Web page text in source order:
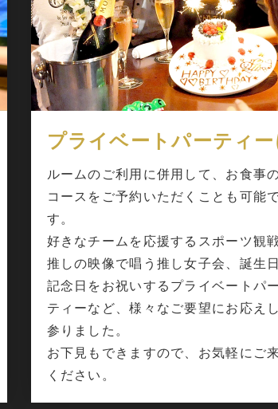
プライベートパーティー
ルームのご利用に併用して、お食事
コースをご予約いただくことも可能
す。
好きなチームを応援するスポーツ観戦
推しの映像で唱う推し女子会、誕生
記念日をお祝いするプライベートパー
ティーなど、様々なご要望にお応え
参りました。
お下見もできますので、お気軽にご
ください。